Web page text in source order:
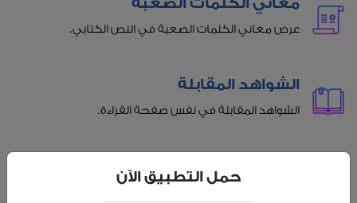
عرض معاني الكلمات الصعبة في النص الكتابي.
الشواهد المقابلة
الشواهد المقابلة في نفس صفحة القراءة.
حمل التطبيق الآن